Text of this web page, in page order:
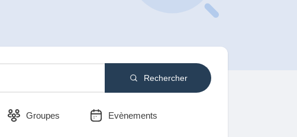
Rechercher
Groupes Evènements